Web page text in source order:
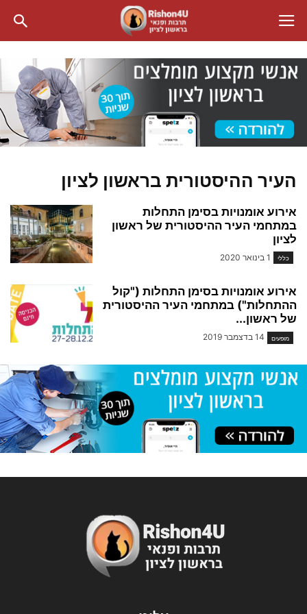
העיר ההיסטורית בראשון לציון
אירוע אומנויות בסימן התחלות
במתחמי העיר ההיסטורית של ראשון
לציון
כללי 1 בינואר 2020
אירוע אומנויות בסימן התחלות ("קול
ההתחלות") במתחמי העיר ההיסטורית
של ראשון...
מופעים 14 בדצמבר 2019